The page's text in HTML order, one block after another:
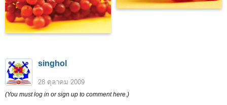
singhol
28 ตุลาคม 2009
(You must log in or sign up to comment here.)